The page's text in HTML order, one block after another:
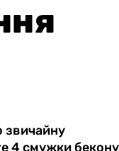
звичайну
4 смужки бекону